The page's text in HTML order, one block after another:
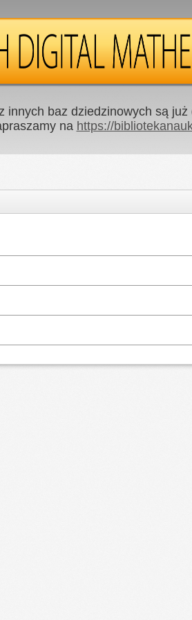
innych baz dziedzinowych są
na https://